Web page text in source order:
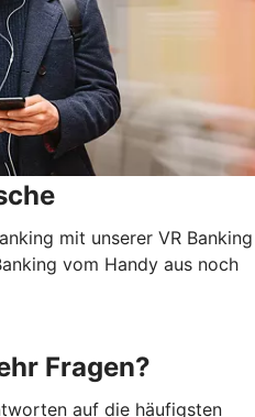
mit unserer VR Banking
vom Handy aus noch
Fragen?
auf die häufigsten